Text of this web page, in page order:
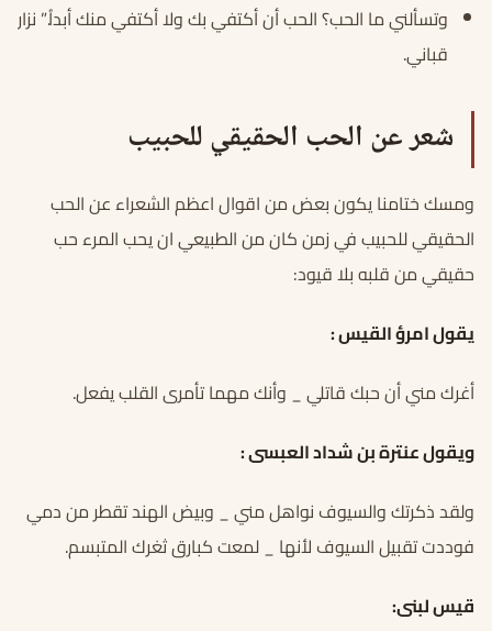
وتسألني ما الحب؟ الحب أن أكتفي بك ولا أكتفي منك أبداُ.” نزار
قباني.
شعر عن الحب الحقيقي للحبيب
ومسك ختامنا يكون بعض من اقوال اعظم الشعراء عن الحب
الحقيقي للحبيب في زمن كان من الطبيعي ان يحب المرء حب
حقيقي من قلبه بلا قيود:
يقول امرؤ القيس :
أغرك مني أن حبك قاتلي _ وأنك مهما تأمرى القلب يفعل.
ويقول عنترة بن شداد العبسى :
ولقد ذكرتك والسيوف نواهل مني _ وبيض الهند تقطر من دمي
فوددت تقبيل السيوف لأنها _ لمعت كبارق ثغرك المتبسم.
قيس لبنى: